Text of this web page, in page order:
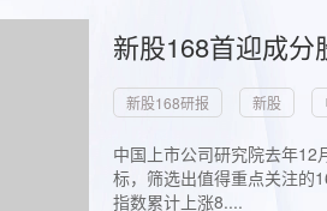
新股168首迎成
新股168研报 新股
中国上市公司研究院去年
标，筛选出值得重点关注的
指数累计上涨8....